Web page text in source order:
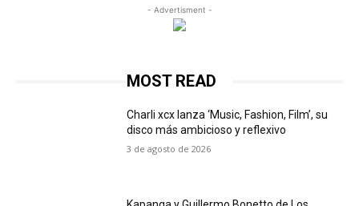
- Advertisment -
MOST READ
Charli xcx lanza ‘Music, Fashion, Film’, su
disco más ambicioso y reflexivo
3 de agosto de 2026